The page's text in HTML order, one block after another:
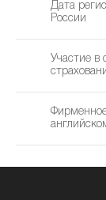
Дата
России
Участие в